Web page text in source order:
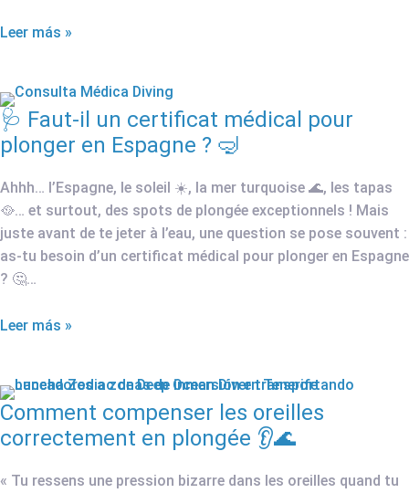
Leer más »
🩺 Faut-il un certificat médical pour
plonger en Espagne ? 🤿
Ahhh… l’Espagne, le soleil ☀️, la mer turquoise 🌊, les tapas
🥘… et surtout, des spots de plongée exceptionnels ! Mais
juste avant de te jeter à l’eau, une question se pose souvent :
as-tu besoin d’un certificat médical pour plonger en Espagne
? 🤔…
Leer más »
Comment compenser les oreilles
correctement en plongée 👂🌊
« Tu ressens une pression bizarre dans les oreilles quand tu